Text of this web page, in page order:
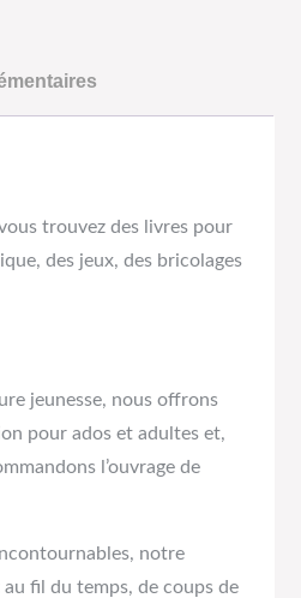
trouvez des livres pour
des jeux, des bricolages
jeunesse, nous offrons
pour ados et adultes et,
l’ouvrage de
notre
fil du temps, de coups de